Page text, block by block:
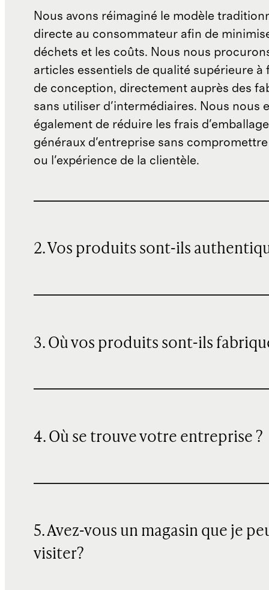
Nous avons réimaginé le modèle
directe au consommateur afin de
déchets et les coûts. Nous nous
articles essentiels de qualité supérieure à
de conception, directement auprès des
sans utiliser d'intermédiaires. Nous nous
également de réduire les frais
généraux d'entreprise sans
ou l'expérience de la clientèle.
2. Vos produits sont-ils
3. Où vos produits sont-ils
4. Où se trouve votre entreprise ?
5. Avez-vous un magasin que je
visiter?